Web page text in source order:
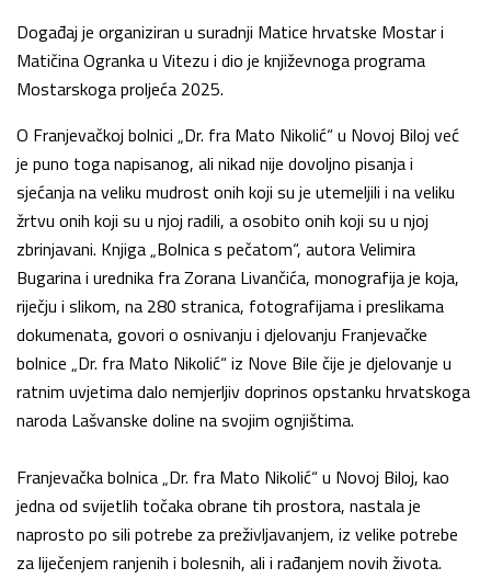
Događaj je organiziran u suradnji Matice hrvatske Mostar i
Matičina Ogranka u Vitezu i dio je književnoga programa
Mostarskoga proljeća 2025.
O Franjevačkoj bolnici „Dr. fra Mato Nikolić“ u Novoj Biloj već
je puno toga napisanog, ali nikad nije dovoljno pisanja i
sjećanja na veliku mudrost onih koji su je utemeljili i na veliku
žrtvu onih koji su u njoj radili, a osobito onih koji su u njoj
zbrinjavani. Knjiga „Bolnica s pečatom“, autora Velimira
Bugarina i urednika fra Zorana Livančića, monografija je koja,
riječju i slikom, na 280 stranica, fotografijama i preslikama
dokumenata, govori o osnivanju i djelovanju Franjevačke
bolnice „Dr. fra Mato Nikolić“ iz Nove Bile čije je djelovanje u
ratnim uvjetima dalo nemjerljiv doprinos opstanku hrvatskoga
naroda Lašvanske doline na svojim ognjištima.
Franjevačka bolnica „Dr. fra Mato Nikolić“ u Novoj Biloj, kao
jedna od svijetlih točaka obrane tih prostora, nastala je
naprosto po sili potrebe za preživljavanjem, iz velike potrebe
za liječenjem ranjenih i bolesnih, ali i rađanjem novih života.